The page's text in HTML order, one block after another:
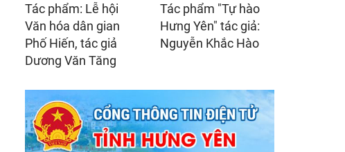
Tác phẩm: Lễ hội
Văn hóa dân gian
Phố Hiến, tác giả
Dương Văn Tăng
Tác phẩm "Tự hào
Hưng Yên" tác giả:
Nguyễn Khắc Hào